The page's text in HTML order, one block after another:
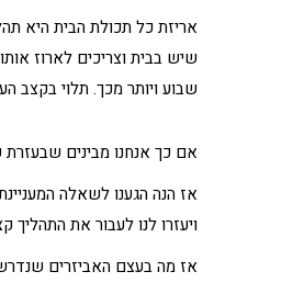
אריזת כל תכולת הבית היא
שיש בבית וצריכים לארוז
שבוע ויותר מכך. תלוי בקצב
אם כך אנחנו מבינים שבעזרת
אז הנה הגענו לשאלה
ויעזרו לנו לעבור את התהליך
אז מה בעצם האביזרים